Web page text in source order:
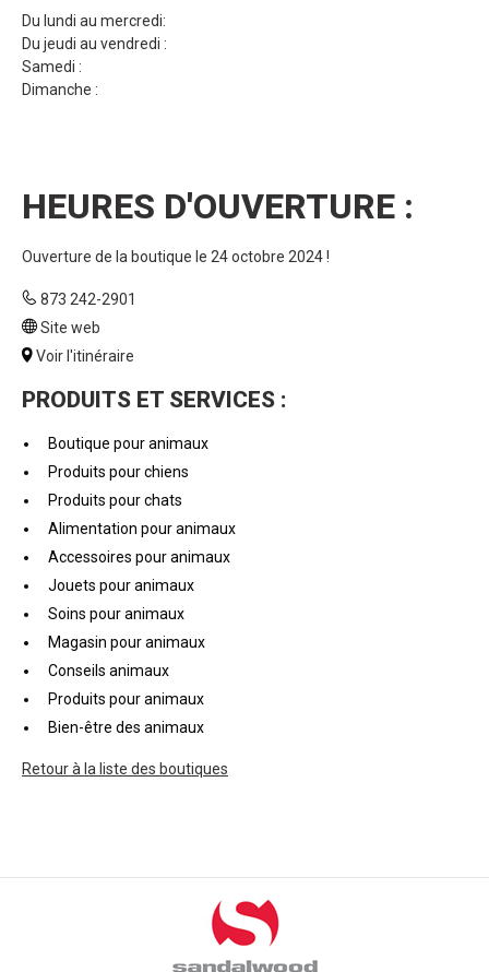
Du lundi au mercredi:
Du jeudi au vendredi :
Samedi :
Dimanche :
HEURES D'OUVERTURE :
Ouverture de la boutique le 24 octobre 2024 !
873 242-2901
Site web
Voir l'itinéraire
PRODUITS ET SERVICES :
Boutique pour animaux
Produits pour chiens
Produits pour chats
Alimentation pour animaux
Accessoires pour animaux
Jouets pour animaux
Soins pour animaux
Magasin pour animaux
Conseils animaux
Produits pour animaux
Bien-être des animaux
Retour à la liste des boutiques